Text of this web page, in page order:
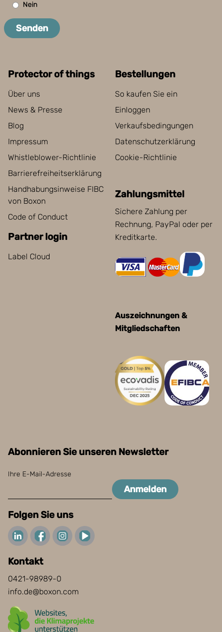
Nein
Senden
Protector of things
Über uns
News & Presse
Blog
Impressum
Whistleblower-Richtlinie
Barrierefreiheitserklärung
Handhabungsinweise FIBC
von Boxon
Code of Conduct
Partner login
Label Cloud
Bestellungen
So kaufen Sie ein
Einloggen
Verkaufsbedingungen
Datenschutzerklärung
Cookie-Richtlinie
Zahlungsmittel
Sichere Zahlung per
Rechnung, PayPal oder per
Kreditkarte.
Auszeichnungen &
Mitgliedschaften
Abonnieren Sie unseren Newsletter
Ihre E-Mail-Adresse
Anmelden
Folgen Sie uns
Kontakt
0421-98989-0
info.de@boxon.com